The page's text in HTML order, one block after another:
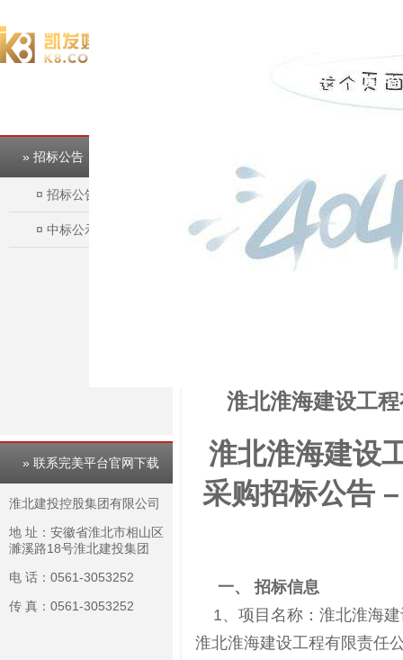
完美平
» 招标公告
¤ 招标公告
¤ 中标公示
» 联系完美平台官网下载
淮北建投控股集团有限公司
地 址：安徽省淮北市相山区
濉溪路18号淮北建投集团
电 话：0561-3053252
传 真：0561-3053252
淮北淮海建设工
淮北淮海建设
采购招标公告
一、 招标信息
1、项目名称：淮北淮海
淮北淮海建设工程有限责任